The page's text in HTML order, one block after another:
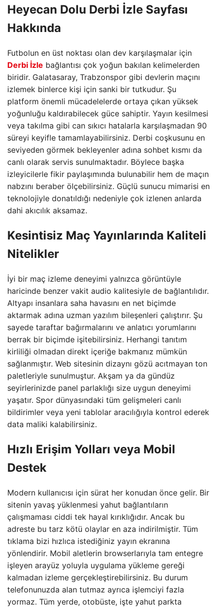
Heyecan Dolu Derbi İzle Sayfası
Hakkında
Futbolun en üst noktası olan dev karşılaşmalar için
Derbi İzle bağlantısı çok yoğun bakılan kelimelerden
biridir. Galatasaray, Trabzonspor gibi devlerin maçını
izlemek binlerce kişi için sanki bir tutkudur. Şu
platform önemli mücadelelerde ortaya çıkan yüksek
yoğunluğu kaldırabilecek güce sahiptir. Yayın kesilmesi
veya takılma gibi can sıkıcı hatalarla karşılaşmadan 90
süreyi keyifle tamamlayabilirsiniz. Derbi coşkusunu en
seviyeden görmek bekleyenler adına sohbet kısmı da
canlı olarak servis sunulmaktadır. Böylece başka
izleyicilerle fikir paylaşımında bulunabilir hem de maçın
nabzını beraber ölçebilirsiniz. Güçlü sunucu mimarisi en
teknolojiyle donatıldığı nedeniyle çok izlenen anlarda
dahi akıcılık aksamaz.
Kesintisiz Maç Yayınlarında Kaliteli
Nitelikler
İyi bir maç izleme deneyimi yalnızca görüntüyle
haricinde benzer vakit audio kalitesiyle de bağlantılıdır.
Altyapı insanlara saha havasını en net biçimde
aktarmak adına uzman yazılım bileşenleri çalıştırır. Şu
sayede taraftar bağırmalarını ve anlatıcı yorumlarını
berrak bir biçimde işitebilirsiniz. Herhangi tanıtım
kirliliği olmadan direkt içeriğe bakmanız mümkün
sağlanmıştır. Web sitesinin dizaynı gözü acıtmayan ton
paletleriyle sunulmuştur. Akşam ya da gündüz
seyirlerinizde panel parlaklığı size uygun deneyimi
yaşatır. Spor dünyasındaki tüm gelişmeleri canlı
bildirimler veya yeni tablolar aracılığıyla kontrol ederek
data maliki kalabilirsiniz.
Hızlı Erişim Yolları veya Mobil
Destek
Modern kullanıcısı için sürat her konudan önce gelir. Bir
sitenin yavaş yüklenmesi yahut bağlantıların
çalışmaması ciddi tek hayal kırıklığıdır. Ancak bu
adreste bu tarz kötü olaylar en aza indirilmiştir. Tüm
tıklama bizi hızlıca istediğiniz yayın ekranına
yönlendirir. Mobil aletlerin browserlarıyla tam entegre
işleyen arayüz yoluyla uygulama yükleme gereği
kalmadan izleme gerçekleştirebilirsiniz. Bu durum
telefonunuzda alan tutmaz ayrıca işlemciyi fazla
yormaz. Tüm yerde, otobüste, işte yahut parkta